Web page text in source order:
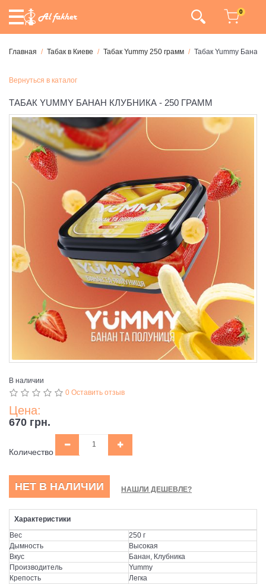
0
Главная Табак в Киеве Табак Yummy 250 грамм Табак Yummy Банан
Вернуться в каталог
ТАБАК YUMMY БАНАН КЛУБНИКА - 250 ГРАММ
В наличии
0 Оставить отзыв
Цена:
670 грн.
Количество
НЕТ В НАЛИЧИИ НАШЛИ ДЕШЕВЛЕ?
Характеристики
Вес
250 г
Дымность
Высокая
Вкус
Банан, Клубника
Производитель
Yummy
Крепость
Легка